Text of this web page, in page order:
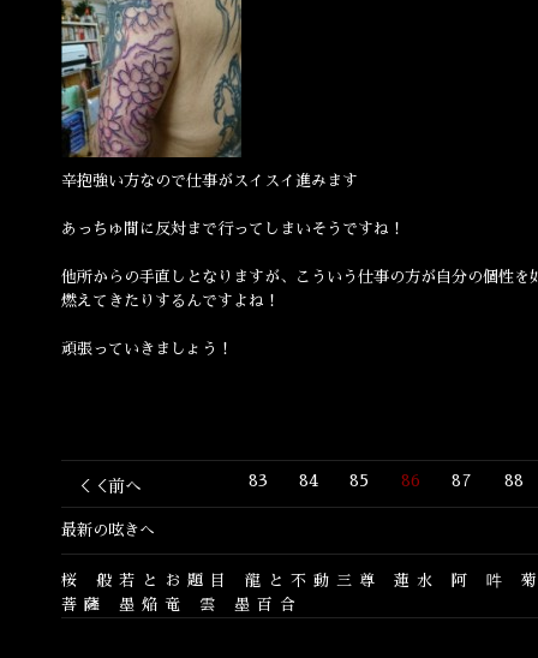
辛抱強い方なので仕事がスイスイ進みます
あっちゅ間に反対まで行ってしまいそうですね！
他所からの手直しとなりますが、こういう仕事の方が自分の個性を
燃えてきたりするんですよね！
頑張っていきましょう！
＜＜前へ 83 84 85 86 87 88
最新の呟きへ
桜 般若とお題目 龍と不動三尊 蓮水 阿 吽
菩薩
墨焔竜 雲 墨百合